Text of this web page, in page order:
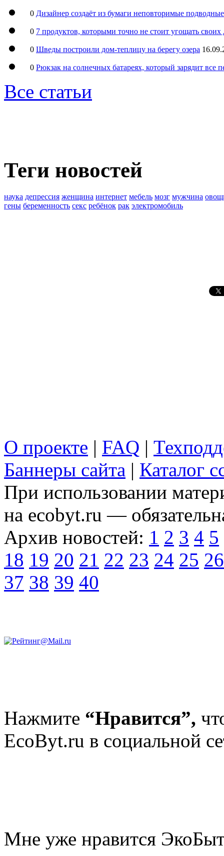
0 Дизайнер создаёт из бумаги неповторимые
0 7 продуктов, которыми точно не стоит угощать
0 Шведы построили дом-теплицу на берегу озера
0 Рюкзак на солнечных батареях, который зарядит все
Все статьи
Теги новостей
наука депрессия женщина интернет мебель мозг мужчина
гены беременность секс ребёнок рак электромобиль
О проекте | FAQ |
Баннеры сайта | Каталог
При использовании
на ecobyt.ru —
Архив новостей: 1 2 3 4 5
18 19 20 21 22 23 24 25 26
37 38 39 40
Нажмите “Нравится”,
EcoByt.ru в социальной
Мне уже нравится